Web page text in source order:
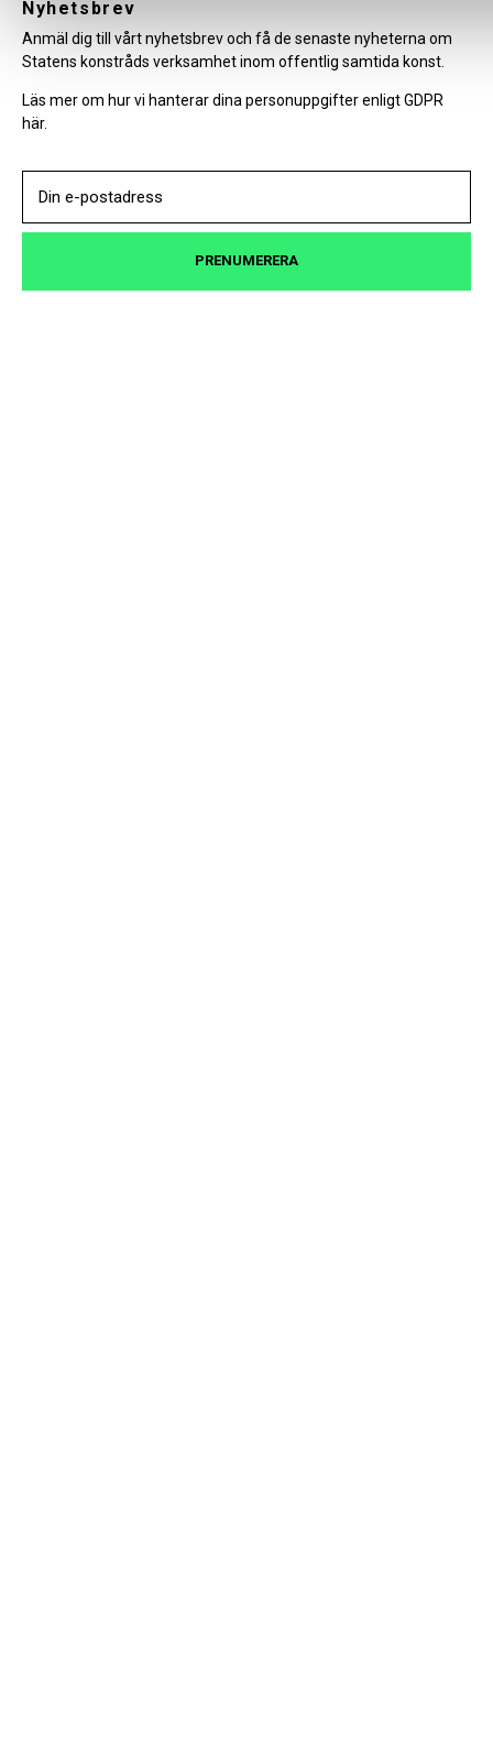
facebookinstagramLinkedin
Nyhetsbrev
Anmäl dig till vårt nyhetsbrev och få de senaste nyheterna om
Statens konstråds verksamhet inom offentlig samtida konst.
Läs mer om hur vi hanterar dina personuppgifter enligt GDPR
här.
PRENUMERERA